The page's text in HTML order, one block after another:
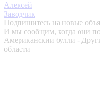
Алексей
Заводчик
Подпишитесь на новые
И мы сообщим, когда они
Американский булли -
области